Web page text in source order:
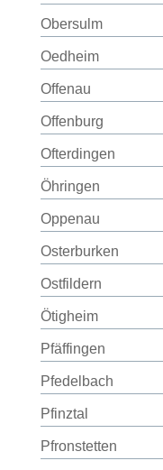
Obersulm
Oedheim
Offenau
Offenburg
Ofterdingen
Öhringen
Oppenau
Osterburken
Ostfildern
Ötigheim
Pfäffingen
Pfedelbach
Pfinztal
Pfronstetten